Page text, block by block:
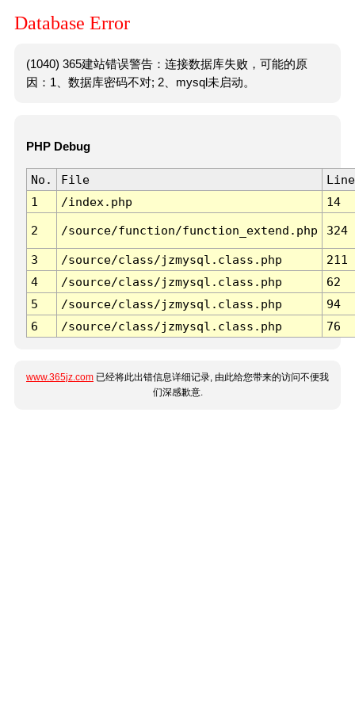
Database Error
(1040) 365建站错误警告：连接数据库失败，可能的原
因：1、数据库密码不对; 2、mysql未启动。
PHP Debug
No. File
Line
1
/index.php 14
2 /source/function/function_extend.php 324
3 /source/class/jzmysql.class.php
211
4
/source/class/jzmysql.class.php
62
5
/source/class/jzmysql.class.php
94
6
/source/class/jzmysql.class.php 76
www.365jz.com 已经将此出错信息详细记录, 由此给您带来的访问不便我
们深感歉意.